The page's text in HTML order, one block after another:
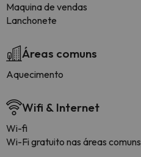
Maquina de vendas
Lanchonete
Áreas comuns
Aquecimento
Wifi & Internet
Wi-fi
Wi-Fi gratuito nas áreas comuns